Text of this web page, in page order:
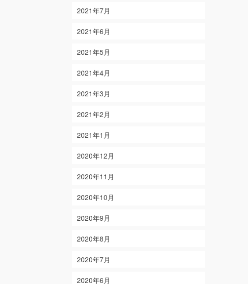
2021年7月
2021年6月
2021年5月
2021年4月
2021年3月
2021年2月
2021年1月
2020年12月
2020年11月
2020年10月
2020年9月
2020年8月
2020年7月
2020年6月